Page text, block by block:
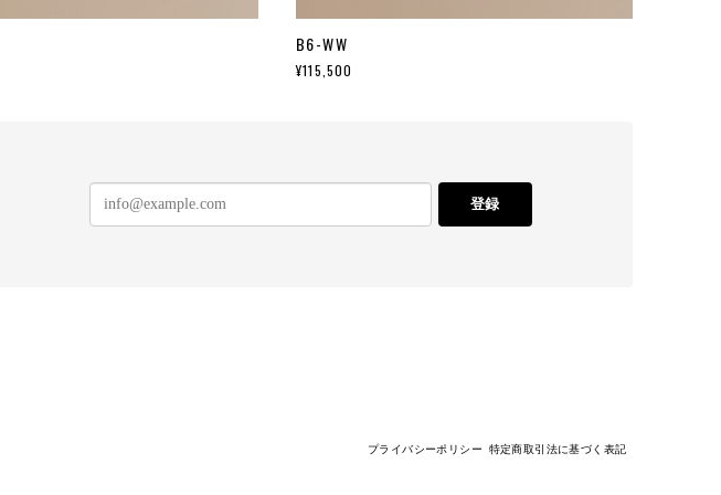
B6-WW
¥115,500
登録
プライバシーポリシー 特定商取引法に基づく表記